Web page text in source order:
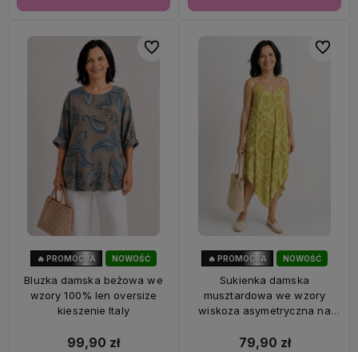
NOWOŚĆ
OKAZJA
🔥 PROMOCJA
Bluzka damska beżowa we
wzory 100% len oversize
kieszenie Italy
99,90 zł
Do ulubionych
NOWOŚĆ
🔥 PROMOCJA
Sukienka damska
musztardowa we wzory
wiskoza asymetryczna na
79,90 zł
Do